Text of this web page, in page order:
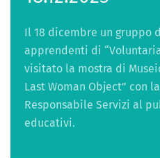
Il 18 dicembre un gruppo
apprendenti di
visitato la mostra di
Last Woman Object” con
Responsabile Servizi al
educativi.